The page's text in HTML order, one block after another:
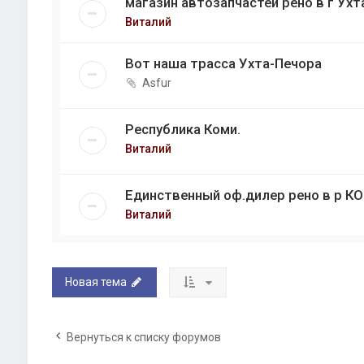
Виталий
Вот наша трасса Ухта-Печора
Asfur
Республика Коми.
Виталий
Единственный оф.дилер рено в р
Виталий
Новая тема
Вернуться к списку форумов